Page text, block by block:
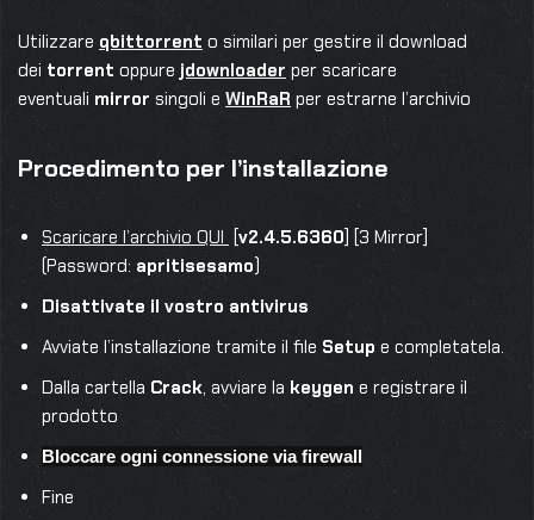
Utilizzare qbittorrent o similari per gestire il download
dei torrent oppure jdownloader per scaricare
eventuali mirror singoli e WinRaR per estrarne l’archivio
Procedimento per l’installazione
Scaricare l’archivio QUI [v2.4.5.6360] [3 Mirror]
(Password: apritisesamo)
Disattivate il vostro antivirus
Avviate l’installazione tramite il file Setup e completatela.
Dalla cartella Crack, avviare la keygen e registrare il
prodotto
Bloccare ogni connessione via firewall
Fine